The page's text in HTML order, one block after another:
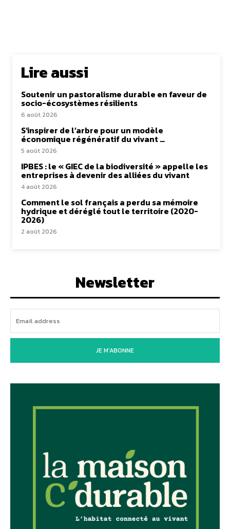
Lire aussi
Soutenir un pastoralisme durable en faveur de
socio-écosystèmes résilients
6 août 2026
S’inspirer de l’arbre pour un modèle
économique régénératif du vivant …
5 août 2026
IPBES : le « GIEC de la biodiversité » appelle les
entreprises à devenir des alliées du vivant
4 août 2026
Comment le sol français a perdu sa mémoire
hydrique et déréglé tout le territoire (2020-
2026)
2 août 2026
Newsletter
JE M'ABONNE